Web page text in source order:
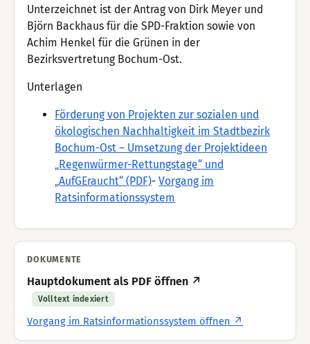
Unterzeichnet ist der Antrag von Dirk Meyer und
Björn Backhaus für die SPD-Fraktion sowie von
Achim Henkel für die Grünen in der
Bezirksvertretung Bochum-Ost.
Unterlagen
Förderung von Projekten zur sozialen und
ökologischen Nachhaltigkeit im Stadtbezirk
Bochum-Ost – Umsetzung der Projektideen
„Regenwürmer-Rettungstage“ und
„AufGEraucht“ (PDF)-Vorgang im
Ratsinformationssystem
DOKUMENTE
Hauptdokument als PDF öffnen ↗
Volltext indexiert
Vorgang im Ratsinformationssystem öffnen ↗